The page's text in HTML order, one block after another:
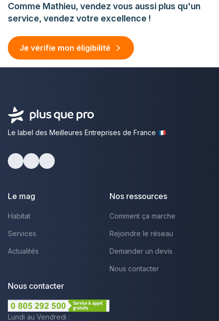
Comme Mathieu, vendez vous aussi plus qu'un
service, vendez votre excellence !
Je vérifie mon éligibilité
Le label des Meilleures Entreprises de France
Le mag
Habitat
Services
Actualités
Nos ressources
Comment ça marche
Rejoindre le réseau
Demander un devis
Nous contacter
Nous contacter
Lundi au Vendredi :